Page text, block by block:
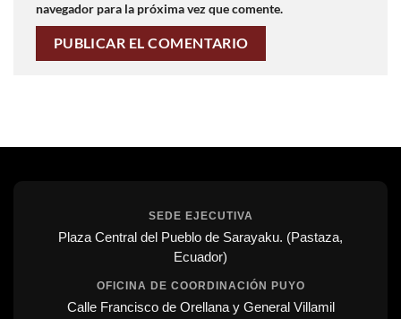
navegador para la próxima vez que comente.
SEDE EJECUTIVA
Plaza Central del Pueblo de Sarayaku. (Pastaza,
Ecuador)
OFICINA DE COORDINACIÓN PUYO
Calle Francisco de Orellana y General Villamil